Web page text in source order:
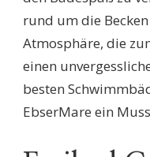
rund um die
Atmosphäre, die
einen
besten
EbserMare ein